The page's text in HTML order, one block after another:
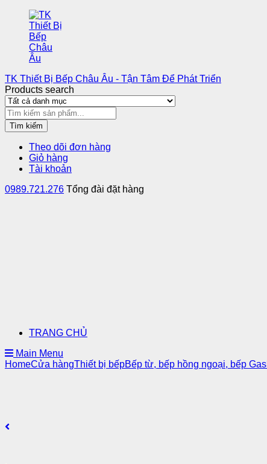
TK Thiết Bị Bếp Châu Âu - Tận Tâm Để Phát Triển
Products search
Tìm kiếm
Theo dõi đơn hàng
Giỏ hàng
Tài khoản
0989.721.276 Tổng đài đặt hàng
TRANG CHỦ
Main Menu
HomeCửa hàngThiết bị bếpBếp từ, bếp hồng ngoại, bếp Gas